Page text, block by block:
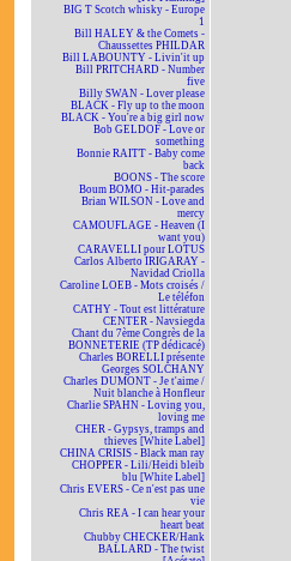
BIG T Scotch whisky - Europe
1
Bill HALEY & the Comets -
Chaussettes PHILDAR
Bill LABOUNTY - Livin'it up
Bill PRITCHARD - Number
five
Billy SWAN - Lover please
BLACK - Fly up to the moon
BLACK - You're a big girl now
Bob GELDOF - Love or
something
Bonnie RAITT - Baby come
back
BOONS - The score
Boum BOMO - Hit-parades
Brian WILSON - Love and
mercy
CAMOUFLAGE - Heaven (I
want you)
CARAVELLI pour LOTUS
Carlos Alberto IRIGARAY -
Navidad Criolla
Caroline LOEB - Mots croisés /
Le téléfon
CATHY - Tout est littérature
CENTER - Navsiegda
Chant du 7ème Congrès de la
BONNETERIE (TP dédicacé)
Charles BORELLI présente
Georges SOLCHANY
Charles DUMONT - Je t'aime /
Nuit blanche à Honfleur
Charlie SPAHN - Loving you,
loving me
CHER - Gypsys, tramps and
thieves [White Label]
CHINA CRISIS - Black man ray
CHOPPER - Lili/Heidi bleib
blu [White Label]
Chris EVERS - Ce n'est pas une
vie
Chris REA - I can hear your
heart beat
Chubby CHECKER/Hank
BALLARD - The twist